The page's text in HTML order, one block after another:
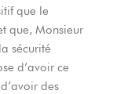
que le
que, Monsieur
sécurité
d’avoir ce
des